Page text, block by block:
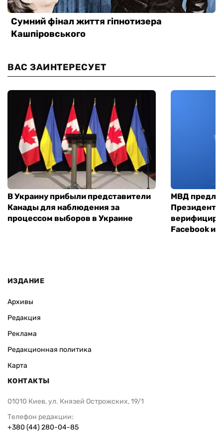
ВАС ЗАИНТЕРЕСУЕТ
В Украину прибыли представители
Канады для наблюдения за
процессом выборов в Украине
МВД
Facebook и
ИЗДАНИЕ
Архивы
Редакция
Реклама
Редакционная политика
Карта
КОНТАКТЫ
01010 Киев, ул. Князей Острожских, 19/1
Телефон редакции:
+380 (44) 280-04-85